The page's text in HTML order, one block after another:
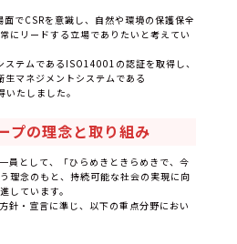
でCSRを意識し、自然や環境の保護保全
にリードする立場でありたいと考えてい
テムであるISO14001の認証を取得し、
マネジメントシステムである
たしました。
プの理念と取り組み
員として、「ひらめきときらめきで、今
理念のもと、持続可能な社会の実現に向
しています。
針・宣言に準じ、以下の重点分野におい